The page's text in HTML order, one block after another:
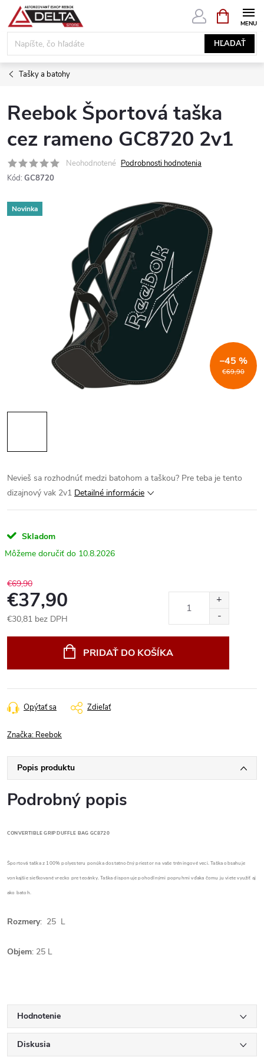
Prejsť
obsah
HĽADAŤ
KOŠÍK
Tašky a batohy
Reebok Športová taška
cez rameno GC8720 2v1
Neohodnotené Podrobnosti hodnotenia
Kód: GC8720
Novinka
€69,90
–45 %
Nevieš sa rozhodnúť medzi batohom a taškou? Pre teba je tento
dizajnový vak 2v1 Detailné informácie
Skladom
10.8.2026
€69,90
€37,90
€30,81 bez DPH
PRIDAŤ DO KOŠÍKA
Opýtať sa Zdieľať
Značka: Reebok
Popis produktu
Podrobný popis
CONVERTIBLE GRIP DUFFLE BAG GC8720
Športová taška z 100% polyesteru ponúka dostatnočný priestor na vaše tréningové veci. Taška obsahuje
vonkajšie sieťkované vrecko pre teoánky. Taška disponuje pohodlnými popruhmi vďaka čomu ju viete využiť aj
ako batoh.
Rozmery: 25 L
Objem: 25 L
Hodnotenie
Diskusia